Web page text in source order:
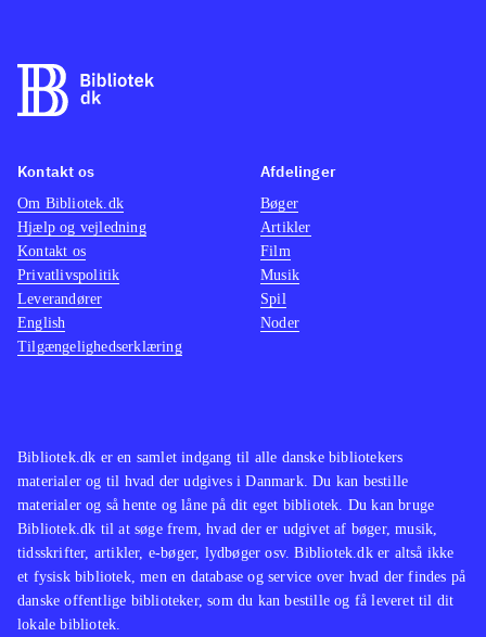
Bibliotek.dk er en samlet indgang til alle danske bibliotekers
materialer og til hvad der udgives i Danmark. Du kan bestille
materialer og så hente og låne på dit eget bibliotek. Du kan bruge
Bibliotek.dk til at søge frem, hvad der er udgivet af bøger, musik,
tidsskrifter, artikler, e-bøger, lydbøger osv. Bibliotek.dk er altså ikke
et fysisk bibliotek, men en database og service over hvad der findes på
danske offentlige biblioteker, som du kan bestille og få leveret til dit
lokale bibliotek.
Kontakt os
Om Bibliotek.dk
Hjælp og vejledning
Kontakt os
Privatlivspolitik
Leverandører
English
Tilgængelighedserklæring
Afdelinger
Bøger
Artikler
Film
Musik
Spil
Noder